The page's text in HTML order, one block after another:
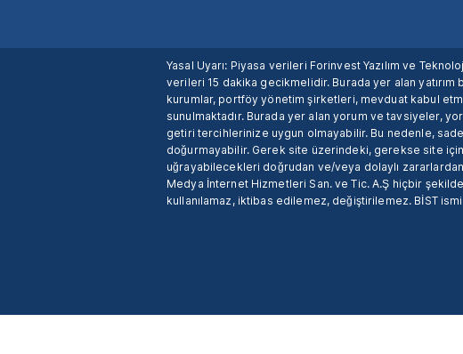
Yasal Uyarı: Piyasa verileri Forinvest Yazılım ve
verileri 15 dakika gecikmelidir. Burada yer alan yatırım
kurumlar, portföy yönetim şirketleri, mevduat kabul
sunulmaktadır. Burada yer alan yorum ve tavsiyeler,
getiri tercihlerinize uygun olmayabilir. Bu nedenle,
doğurmayabilir. Gerek site üzerindeki, gerekse site için
uğrayabilecekleri doğrudan ve/veya dolaylı
Medya İnternet Hizmetleri San. ve Tic. A.Ş hiçbir
kullanılamaz, iktibas edilemez, değiştirilemez. BİST